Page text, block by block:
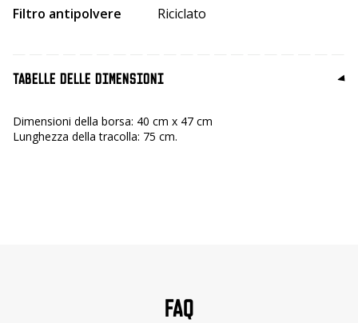
Filtro antipolvere
Riciclato
TABELLE DELLE DIMENSIONI
Dimensioni della borsa: 40 cm x 47 cm
Lunghezza della tracolla: 75 cm.
FAQ